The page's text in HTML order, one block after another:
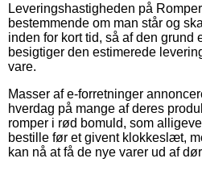
Leveringshastigheden på
bestemmende om man står og
inden for kort tid, så af den grund
besigtiger den estimerede
vare.
Masser af e-forretninger
hverdag på mange af deres
romper i rød bomuld, som
bestille før et givent klokkeslæt,
kan nå at få de nye varer ud af